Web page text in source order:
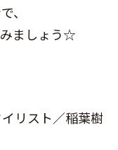
、
ましょう☆
リスト／稲葉樹